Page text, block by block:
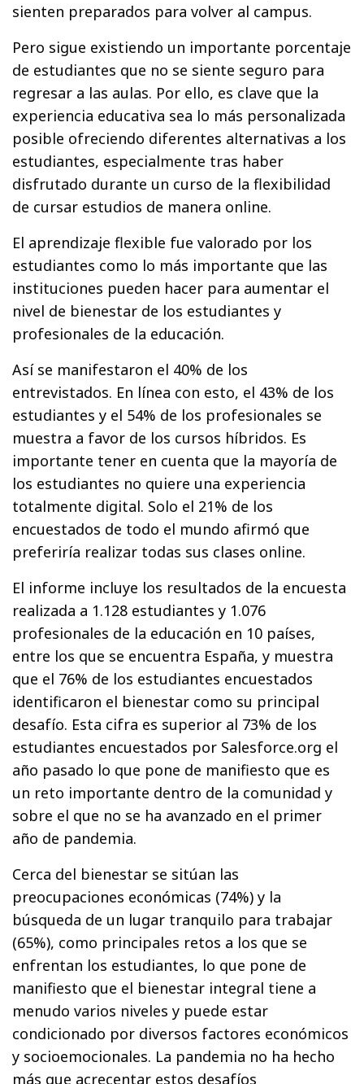
sienten preparados para volver al campus.
Pero sigue existiendo un importante porcentaje
de estudiantes que no se siente seguro para
regresar a las aulas. Por ello, es clave que la
experiencia educativa sea lo más personalizada
posible ofreciendo diferentes alternativas a los
estudiantes, especialmente tras haber
disfrutado durante un curso de la flexibilidad
de cursar estudios de manera online.
El aprendizaje flexible fue valorado por los
estudiantes como lo más importante que las
instituciones pueden hacer para aumentar el
nivel de bienestar de los estudiantes y
profesionales de la educación.
Así se manifestaron el 40% de los
entrevistados. En línea con esto, el 43% de los
estudiantes y el 54% de los profesionales se
muestra a favor de los cursos híbridos. Es
importante tener en cuenta que la mayoría de
los estudiantes no quiere una experiencia
totalmente digital. Solo el 21% de los
encuestados de todo el mundo afirmó que
preferiría realizar todas sus clases online.
El informe incluye los resultados de la encuesta
realizada a 1.128 estudiantes y 1.076
profesionales de la educación en 10 países,
entre los que se encuentra España, y muestra
que el 76% de los estudiantes encuestados
identificaron el bienestar como su principal
desafío. Esta cifra es superior al 73% de los
estudiantes encuestados por Salesforce.org el
año pasado lo que pone de manifiesto que es
un reto importante dentro de la comunidad y
sobre el que no se ha avanzado en el primer
año de pandemia.
Cerca del bienestar se sitúan las
preocupaciones económicas (74%) y la
búsqueda de un lugar tranquilo para trabajar
(65%), como principales retos a los que se
enfrentan los estudiantes, lo que pone de
manifiesto que el bienestar integral tiene a
menudo varios niveles y puede estar
condicionado por diversos factores económicos
y socioemocionales. La pandemia no ha hecho
más que acrecentar estos desafíos